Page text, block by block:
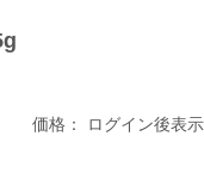
価格： ログイン後表示